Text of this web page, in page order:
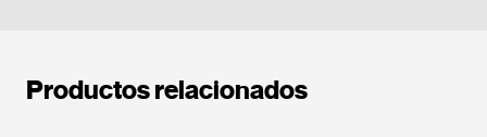
Productos relacionados